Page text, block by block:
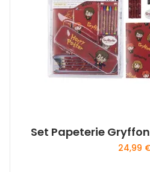
Set Papeterie
24,99